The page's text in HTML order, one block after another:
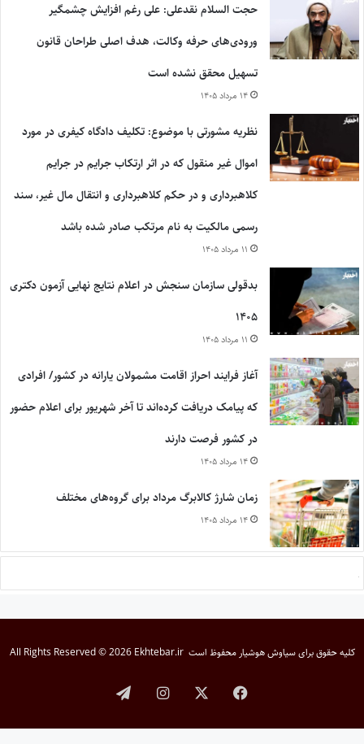
حجت السلام نقدعلی: علی رغم افزایش چشمگیر
ورودی‌های حرفه وکالت، هدف اصلی طراحان قانون
تسهیل محقق نشده است
۱۴ مرداد ۱۴۰۵
نظریه مشورتی با موضوع: تکلیف دادگاه کیفری در مورد
اموال غیر منقول که در اثر ارتکاب جرایم در جرایم
کلاهبرداری و در حکم کلاهبرداری و انتقال مال غیر، سند
رسمی مالکیت به نام مرتکب صادر شده باشد
۱۱ مرداد ۱۴۰۵
بدقولی سازمان سنجش در اعلام نتایج نهایی آزمون دکتری
۱۴۰۵
۱۱ مرداد ۱۴۰۵
آغاز فرایند احراز اقامت مشمولان یارانه در کشور/ افرادی
که پیامک دریافت کرده‌اند تا آخر شهریور برای اعلام حضور
در کشور فرصت دارند
۱۴ مرداد ۱۴۰۵
زمان شارژ کالابرگ مرداد برای گروه‌های مختلف
۱۴ مرداد ۱۴۰۵
کلیه حقوق برایسیاوش هوشیار محفوظ است All Rights Reserved © 2026 Ekhtebar.ir